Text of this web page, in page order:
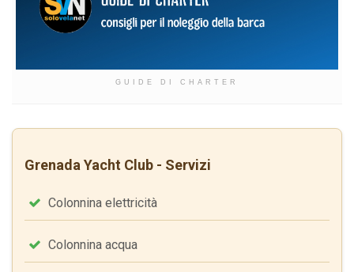
GUIDE DI CHARTER
Grenada Yacht Club - Servizi
Colonnina elettricità
Colonnina acqua